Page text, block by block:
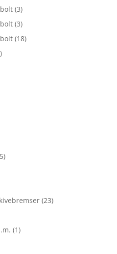
(3)
(3)
(18)
(23)
(1)